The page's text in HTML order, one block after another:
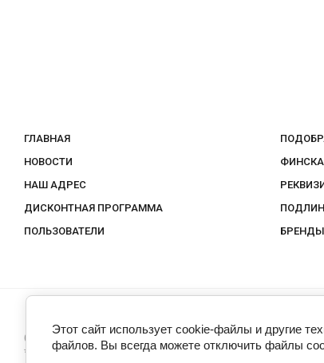
ГЛАВНАЯ
НОВОСТИ
НАШ АДРЕС
ДИСКОНТНАЯ ПРОГРАММА
ПОЛЬЗОВАТЕЛИ
БРЕНДЫ
Скандинавия интернет-магазин финской одежды
*Скидки на товар не суммируются.При покупке через
Этот сайт использует cookie-файлы и другие
файлов. Вы всегда можете отключить файлы